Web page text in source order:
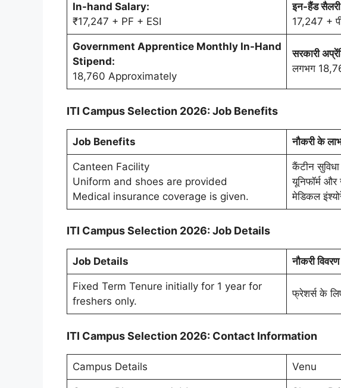
In-hand Salary:
₹17,247 + PF + ESI
इन-हैंड
17,247 +
Government Apprentice Monthly In-Hand
Stipend:
18,760 Approximately
सरकारी
लगभग
ITI Campus Selection 2026: Job Benefits
Job Benefits नौकरी के
Canteen Facility
Uniform and shoes are provided
Medical insurance coverage is given.
कैंटीन
यूनिफॉर्म
मेडिकल
ITI Campus Selection 2026: Job Details
Job Details नौकरी विवरण
Fixed Term Tenure initially for 1 year for
freshers only.
फ्रेशर्स के
ITI Campus Selection 2026: Contact Information
Campus Details Venu